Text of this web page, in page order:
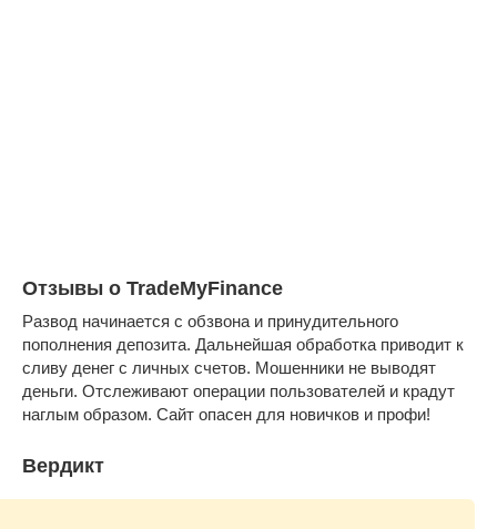
Отзывы о TradeMyFinance
Развод начинается с обзвона и принудительного
пополнения депозита. Дальнейшая обработка приводит к
сливу денег с личных счетов. Мошенники не выводят
деньги. Отслеживают операции пользователей и крадут
наглым образом. Сайт опасен для новичков и профи!
Вердикт